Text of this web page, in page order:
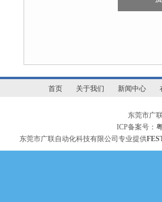
首页 关于我们 新闻中心
东莞市广
ICP备案号：
东莞市广联自动化科技有限公司专业提供